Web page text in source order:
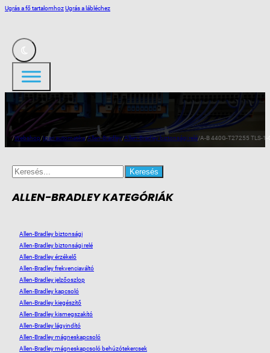
Ugrás a fő tartalomhozUgrás a lábléchez
/Webshop/Ipari automatika/Allen-Bradley/Allen-Bradley biztonsági relé/A-B 440G-T27255 TLS-
Search
for:
ALLEN-BRADLEY KATEGÓRIÁK
Allen-Bradley biztonsági
Allen-Bradley biztonsági relé
Allen-Bradley érzékelő
Allen-Bradley frekvenciaváltó
Allen-Bradley jelzőoszlop
Allen-Bradley kapcsoló
Allen-Bradley kiegészítő
Allen-Bradley kismegszakító
Allen-Bradley lágyindító
Allen-Bradley mágneskapcsoló
Allen-Bradley mágneskapcsoló behúzótekercsek